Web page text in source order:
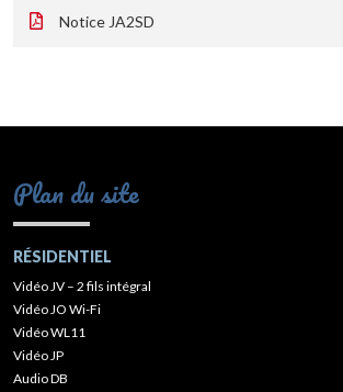
Notice JA2SD
Plan du site
RÉSIDENTIEL
Vidéo JV – 2 fils intégral
Vidéo JO Wi-Fi
Vidéo WL11
Vidéo JP
Audio DB